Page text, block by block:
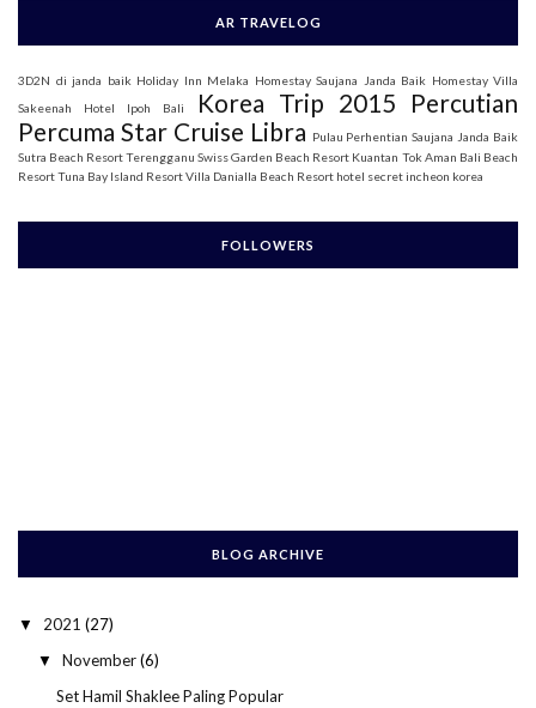
AR TRAVELOG
3D2N di janda baik Holiday Inn Melaka Homestay Saujana Janda Baik Homestay Villa
Sakeenah
Hotel Ipoh Bali Korea Trip 2015 Percutian
Percuma Star Cruise Libra Pulau Perhentian Saujana Janda Baik
Sutra Beach Resort Terengganu Swiss Garden Beach Resort Kuantan Tok Aman Bali Beach
ResortTuna Bay Island ResortVilla Danialla Beach Resort hotel secret incheon korea
FOLLOWERS
BLOG ARCHIVE
▼ 2021 (27)
▼ November(6)
Set Hamil Shaklee Paling Popular